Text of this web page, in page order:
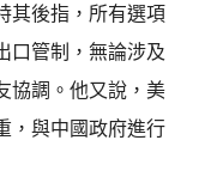
其後指，所有選項
口管制，無論涉及
協調。他又說，美
，與中國政府進行